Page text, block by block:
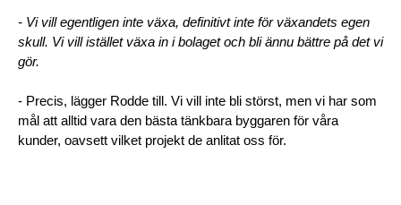
- Vi vill egentligen inte växa, definitivt inte för växandets egen
skull. Vi vill istället växa in i bolaget och bli ännu bättre på det vi
gör.
- Precis, lägger Rodde till. Vi vill inte bli störst, men vi har som
mål att alltid vara den bästa tänkbara byggaren för våra
kunder, oavsett vilket projekt de anlitat oss för.